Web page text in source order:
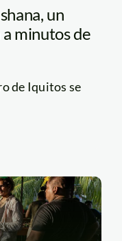
un
minutos de
de Iquitos se